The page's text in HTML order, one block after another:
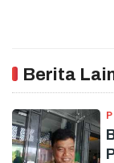
Berita